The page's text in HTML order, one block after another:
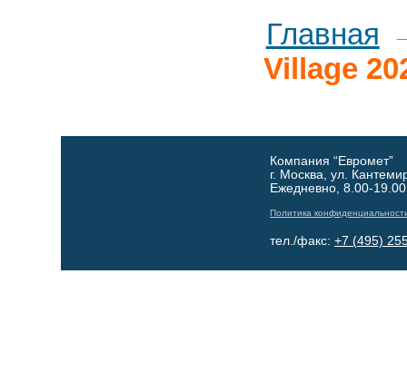
Главная
Village
Компания “Евромет”
г. Москва, ул.
Ежедневно, 8.00-19.00
Политика
тел./факс: +7 (495)